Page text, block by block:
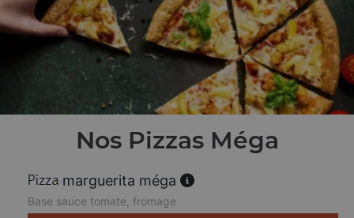
Nos Pizzas Méga
marguerita méga
Base sauce tomate, fromage